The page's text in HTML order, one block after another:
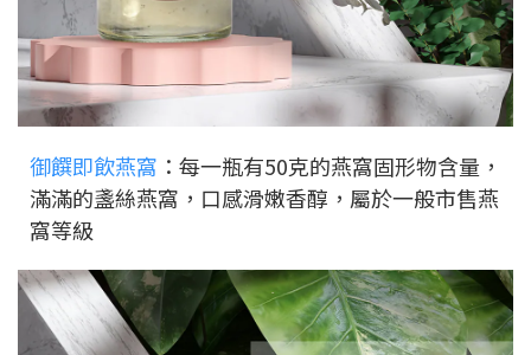
御饌即飲燕窩 ：每一瓶有50克的燕窩固形物含量，
滿滿的盞絲燕窩，口感滑嫩香醇，屬於一般市售燕
窩等級